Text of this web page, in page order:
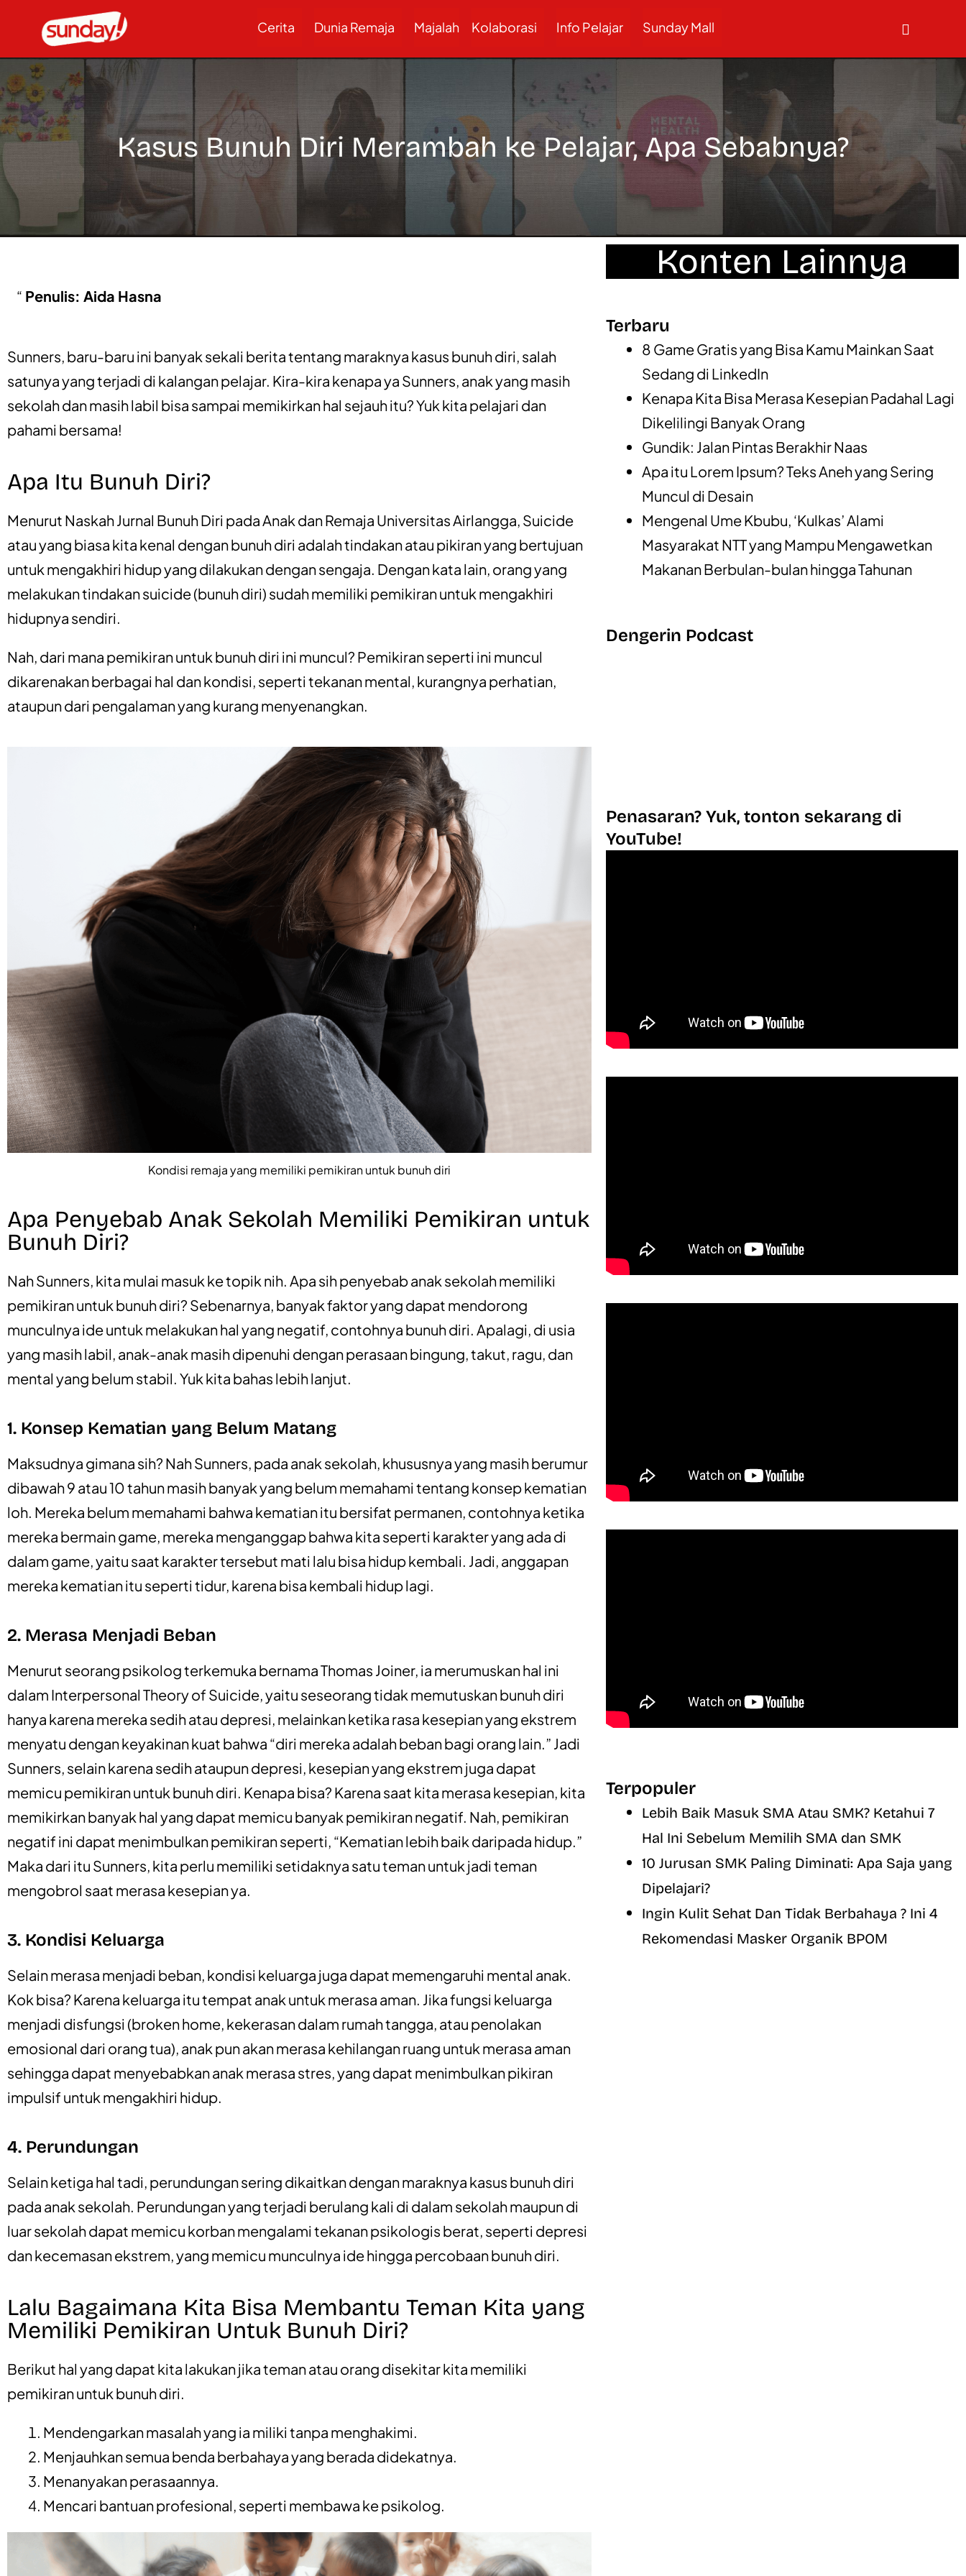
Cerita Dunia Remaja Majalah Kolaborasi Info Pelajar Sunday Mall
Kasus Bunuh Diri Merambah ke Pelajar, Apa Sebabnya?
Penulis: Aida Hasna
Sunners, baru-baru ini banyak sekali berita tentang maraknya kasus bunuh diri, salah
satunya yang terjadi di kalangan pelajar. Kira-kira kenapa ya Sunners, anak yang masih
sekolah dan masih labil bisa sampai memikirkan hal sejauh itu? Yuk kita pelajari dan
pahami bersama!
Apa Itu Bunuh Diri?
Menurut Naskah Jurnal Bunuh Diri pada Anak dan Remaja Universitas Airlangga, Suicide
atau yang biasa kita kenal dengan bunuh diri adalah tindakan atau pikiran yang bertujuan
untuk mengakhiri hidup yang dilakukan dengan sengaja. Dengan kata lain, orang yang
melakukan tindakan suicide (bunuh diri) sudah memiliki pemikiran untuk mengakhiri
hidupnya sendiri.
Nah, dari mana pemikiran untuk bunuh diri ini muncul? Pemikiran seperti ini muncul
dikarenakan berbagai hal dan kondisi, seperti tekanan mental, kurangnya perhatian,
ataupun dari pengalaman yang kurang menyenangkan.
Kondisi remaja yang memiliki pemikiran untuk bunuh diri
Apa Penyebab Anak Sekolah Memiliki Pemikiran untuk
Bunuh Diri?
Nah Sunners, kita mulai masuk ke topik nih. Apa sih penyebab anak sekolah memiliki
pemikiran untuk bunuh diri? Sebenarnya, banyak faktor yang dapat mendorong
munculnya ide untuk melakukan hal yang negatif, contohnya bunuh diri. Apalagi, di usia
yang masih labil, anak-anak masih dipenuhi dengan perasaan bingung, takut, ragu, dan
mental yang belum stabil. Yuk kita bahas lebih lanjut.
1. Konsep Kematian yang Belum Matang
Maksudnya gimana sih? Nah Sunners, pada anak sekolah, khususnya yang masih berumur
dibawah 9 atau 10 tahun masih banyak yang belum memahami tentang konsep kematian
loh. Mereka belum memahami bahwa kematian itu bersifat permanen, contohnya ketika
mereka bermain game, mereka menganggap bahwa kita seperti karakter yang ada di
dalam game, yaitu saat karakter tersebut mati lalu bisa hidup kembali. Jadi, anggapan
mereka kematian itu seperti tidur, karena bisa kembali hidup lagi.
2. Merasa Menjadi Beban
Menurut seorang psikolog terkemuka bernama Thomas Joiner, ia merumuskan hal ini
dalam Interpersonal Theory of Suicide, yaitu seseorang tidak memutuskan bunuh diri
hanya karena mereka sedih atau depresi, melainkan ketika rasa kesepian yang ekstrem
menyatu dengan keyakinan kuat bahwa “diri mereka adalah beban bagi orang lain.” Jadi
Sunners, selain karena sedih ataupun depresi, kesepian yang ekstrem juga dapat
memicu pemikiran untuk bunuh diri. Kenapa bisa? Karena saat kita merasa kesepian, kita
memikirkan banyak hal yang dapat memicu banyak pemikiran negatif. Nah, pemikiran
negatif ini dapat menimbulkan pemikiran seperti, “Kematian lebih baik daripada hidup.”
Maka dari itu Sunners, kita perlu memiliki setidaknya satu teman untuk jadi teman
mengobrol saat merasa kesepian ya.
3. Kondisi Keluarga
Selain merasa menjadi beban, kondisi keluarga juga dapat memengaruhi mental anak.
Kok bisa? Karena keluarga itu tempat anak untuk merasa aman. Jika fungsi keluarga
menjadi disfungsi (broken home, kekerasan dalam rumah tangga, atau penolakan
emosional dari orang tua), anak pun akan merasa kehilangan ruang untuk merasa aman
sehingga dapat menyebabkan anak merasa stres, yang dapat menimbulkan pikiran
impulsif untuk mengakhiri hidup.
4. Perundungan
Selain ketiga hal tadi, perundungan sering dikaitkan dengan maraknya kasus bunuh diri
pada anak sekolah. Perundungan yang terjadi berulang kali di dalam sekolah maupun di
luar sekolah dapat memicu korban mengalami tekanan psikologis berat, seperti depresi
dan kecemasan ekstrem, yang memicu munculnya ide hingga percobaan bunuh diri.
Lalu Bagaimana Kita Bisa Membantu Teman Kita yang
Memiliki Pemikiran Untuk Bunuh Diri?
Berikut hal yang dapat kita lakukan jika teman atau orang disekitar kita memiliki
pemikiran untuk bunuh diri.
Mendengarkan masalah yang ia miliki tanpa menghakimi.
Menjauhkan semua benda berbahaya yang berada didekatnya.
Menanyakan perasaannya.
Mencari bantuan profesional, seperti membawa ke psikolog.
Konten Lainnya
Terbaru
8 Game Gratis yang Bisa Kamu Mainkan Saat
Sedang di LinkedIn
Kenapa Kita Bisa Merasa Kesepian Padahal Lagi
Dikelilingi Banyak Orang
Gundik: Jalan Pintas Berakhir Naas
Apa itu Lorem Ipsum? Teks Aneh yang Sering
Muncul di Desain
Mengenal Ume Kbubu, ‘Kulkas’ Alami
Masyarakat NTT yang Mampu Mengawetkan
Makanan Berbulan-bulan hingga Tahunan
Dengerin Podcast
Penasaran? Yuk, tonton sekarang di
YouTube!
Terpopuler
Lebih Baik Masuk SMA Atau SMK? Ketahui 7
Hal Ini Sebelum Memilih SMA dan SMK
10 Jurusan SMK Paling Diminati: Apa Saja yang
Dipelajari?
Ingin Kulit Sehat Dan Tidak Berbahaya ? Ini 4
Rekomendasi Masker Organik BPOM